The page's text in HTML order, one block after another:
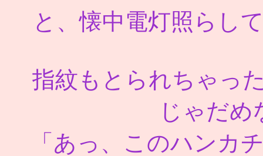
と、懐中電灯照らし
指紋もとられちゃっ
じゃだめ
「あっ、このハンカ